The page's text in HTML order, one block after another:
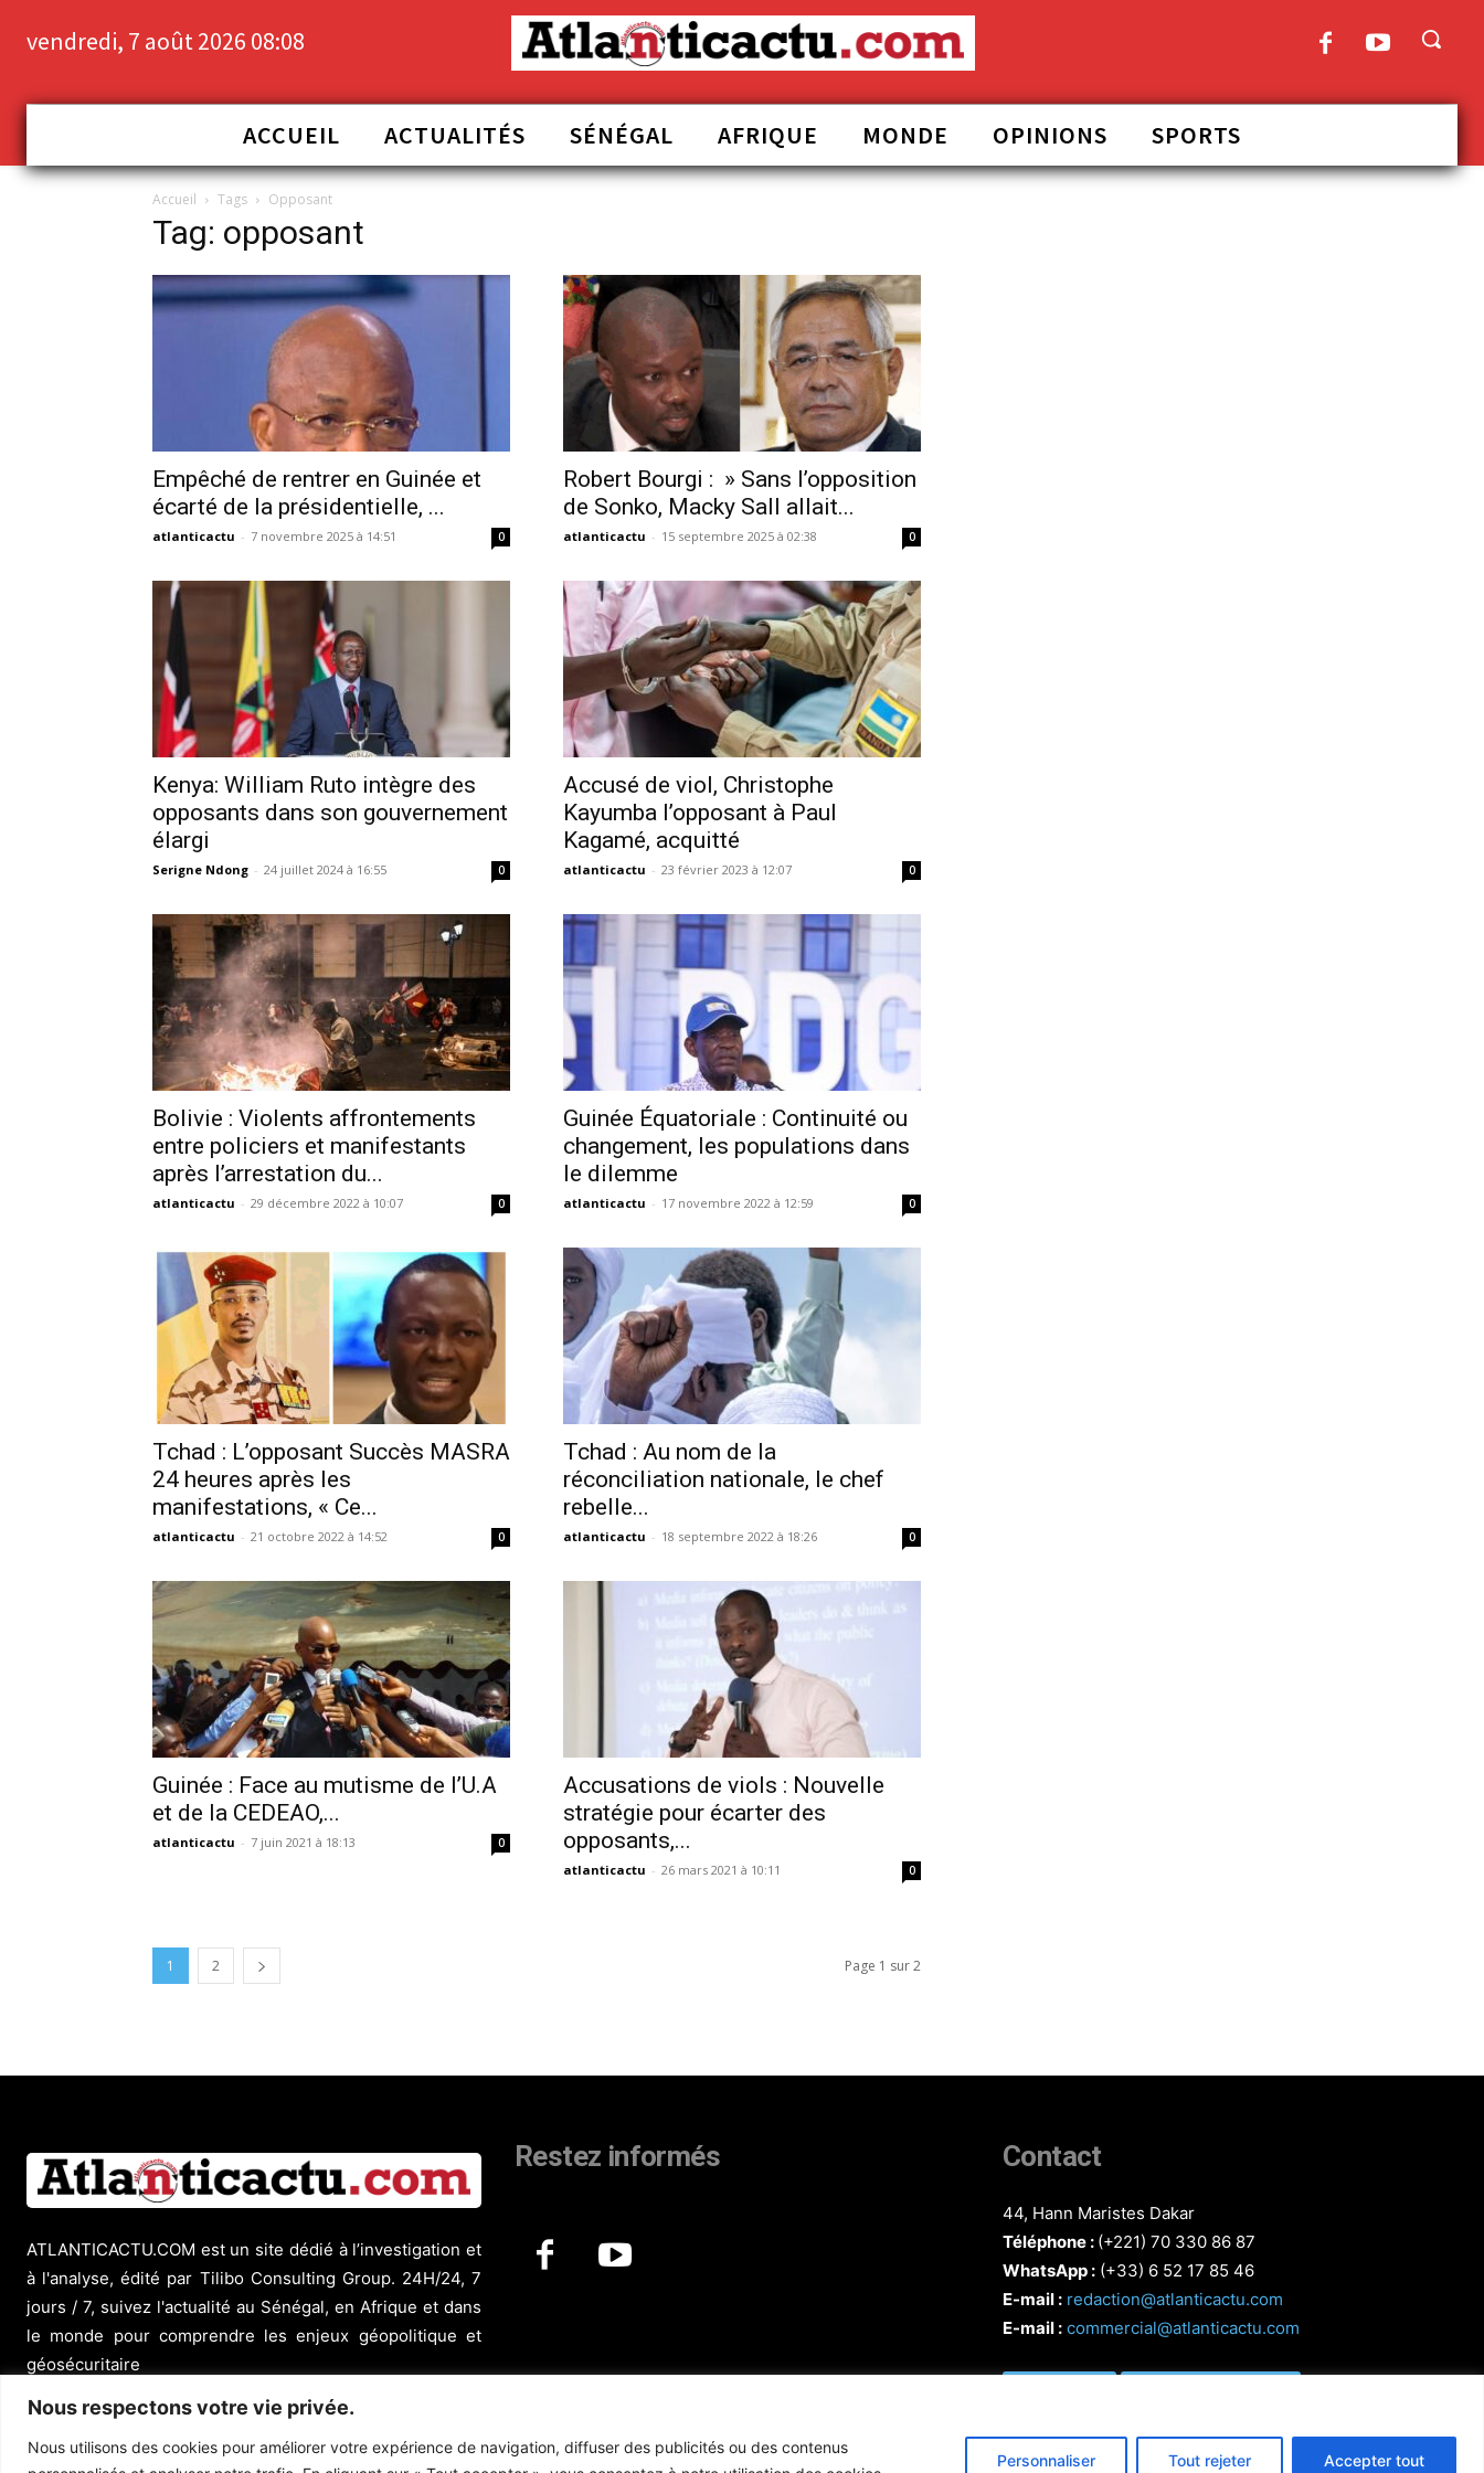
Nous respectons votre vie privée.
Nous utilisons des cookies pour améliorer votre expérience de navigation, diffuser des publicités ou des contenus
Personnaliser Tout rejeter Accepter tout
vendredi, 7 août 2026 08:08
ACCUEIL ACTUALITÉS SÉNÉGAL AFRIQUE MONDE OPINIONS SPORTS
Accueil Tags Opposant
Tag: opposant
Empêché de rentrer en Guinée et
écarté de la présidentielle, ...
atlanticactu - 7 novembre 2025 à 14:51 0
Robert Bourgi : » Sans l’opposition
de Sonko, Macky Sall allait...
atlanticactu - 15 septembre 2025 à 02:38 0
Kenya: William Ruto intègre des
opposants dans son gouvernement
élargi
Serigne Ndong - 24 juillet 2024 à 16:55 0
Accusé de viol, Christophe
Kayumba l’opposant à Paul
Kagamé, acquitté
atlanticactu - 23 février 2023 à 12:07 0
Bolivie : Violents affrontements
entre policiers et manifestants
après l’arrestation du...
atlanticactu - 29 décembre 2022 à 10:07 0
Guinée Équatoriale : Continuité ou
changement, les populations dans
le dilemme
atlanticactu - 17 novembre 2022 à 12:59 0
Tchad : L’opposant Succès MASRA
24 heures après les
manifestations, « Ce...
atlanticactu - 21 octobre 2022 à 14:52 0
Tchad : Au nom de la
réconciliation nationale, le chef
rebelle...
atlanticactu - 18 septembre 2022 à 18:26 0
Guinée : Face au mutisme de l’U.A
et de la CEDEAO,...
atlanticactu - 7 juin 2021 à 18:13 0
Accusations de viols : Nouvelle
stratégie pour écarter des
opposants,...
atlanticactu - 26 mars 2021 à 10:11 0
1 2 Page 1 sur 2
ATLANTICACTU.COM est un site dédié à l’investigation et
à l'analyse, édité par Tilibo Consulting Group. 24H/24, 7
jours / 7, suivez l'actualité au Sénégal, en Afrique et dans
le monde pour comprendre les enjeux géopolitique et
géosécuritaire
Restez informés Contact
44, Hann Maristes Dakar
Téléphone : (+221) 70 330 86 87‬
WhatsApp : (+33) 6 52 17 85 46
E-mail : redaction@atlanticactu.com
E-mail : commercial@atlanticactu.com